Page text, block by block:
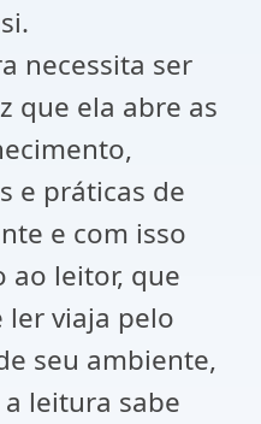
necessita ser
que ela abre as
e práticas de
e com isso
ao leitor, que
ler viaja pelo
seu ambiente,
leitura sabe